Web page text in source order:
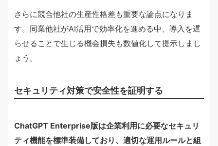
さらに競合他社の生産性格差も重要な論点になりま
す。同業他社がAI活用で効率化を進める中、導入を遅
らせることで生じる機会損失も数値化して提示しまし
ょう。
セキュリティ対策で安全性を証明する
ChatGPT Enterprise版は企業利用に必要なセキュリ
ティ機能を標準装備しており、適切な運用ルールと組